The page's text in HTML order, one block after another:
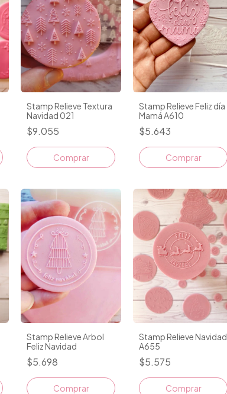
Stamp Relieve Textura
Navidad 021
$9.055
Comprar
Stamp Relieve Feliz día
Mamá A610
$5.643
Comprar
Stamp Relieve Arbol
Feliz Navidad
$5.698
Stamp Relieve Navidad
A655
$5.575